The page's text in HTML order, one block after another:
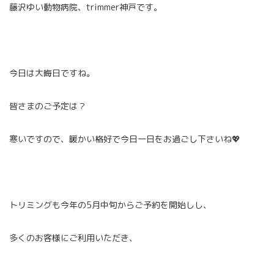
藤沢ゆい動物病院、trimmer神戸です。
今日は大晦日ですね。
皆さまのご予定は？
寒いですので、暖かい格好で今日一日をお過ごし下さいね💖
トリミングも今年の5月中旬からご予約を開始しし、
多くのお客様にご利用いただき、